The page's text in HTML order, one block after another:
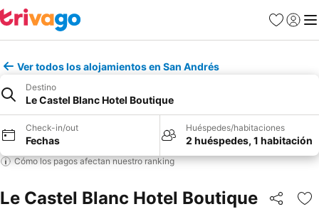
Favoritos
Iniciar
Ver todos los alojamientos en San Andrés
Destino
Le Castel Blanc Hotel Boutique
Check-in/out
Fechas
Huéspedes/habitaciones
2 huéspedes, 1 habitación
Cómo los pagos afectan nuestro ranking
Le Castel Blanc Hotel Boutique Compartir